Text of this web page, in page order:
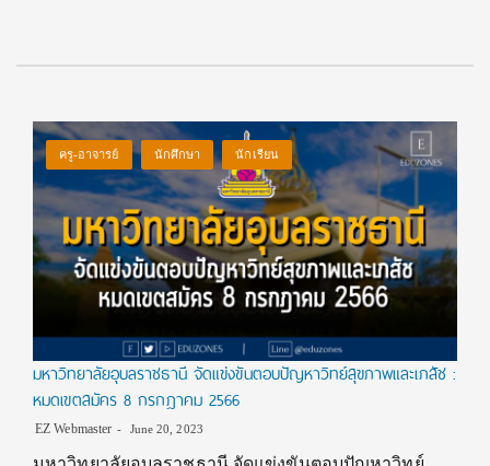
ครู-อาจารย์ นักศึกษา นักเรียน
มหาวิทยาลัยอุบลราชธานี จัดแข่งขันตอบปัญหาวิทย์สุขภาพและเภสัช :
หมดเขตสมัคร 8 กรกฎาคม 2566
EZ Webmaster June 20, 2023